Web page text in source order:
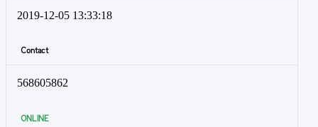
2019-12-05 13:33:18
Contact
568605862
ONLINE